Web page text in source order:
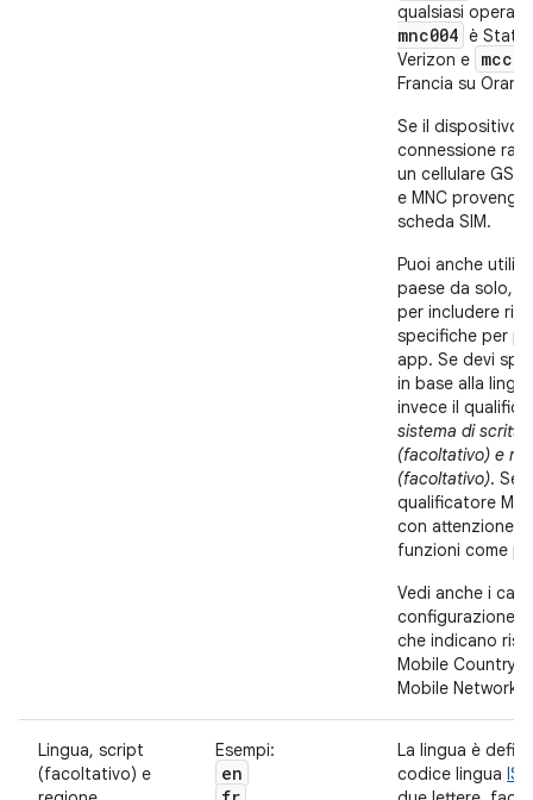
qualsiasi
mnc004 è Stati
Verizon e
Francia su
Se il dispositivo
connessione
un cellulare
e MNC
scheda SIM.
Puoi anche
paese da solo,
per includere
specifiche per
app. Se devi
in base alla
invece il
sistema di
(facoltativo) e
(facoltativo). Se
qualificatore
con attenzione
funzioni come
Vedi anche i
configurazione
che indicano
Mobile Country
Mobile Network
Lingua, script
(facoltativo) e
Esempi:
en
La lingua è
codice lingua